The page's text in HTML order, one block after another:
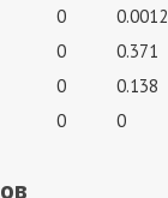
0
0.0012
0
0.371
0
0.138
0 0